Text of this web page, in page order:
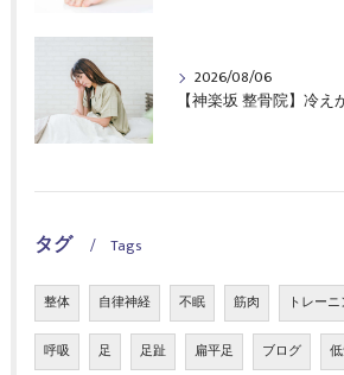
2026/08/06
タグ Tags
整体 自律神経 不眠 筋肉 トレー
呼吸 足 足趾 扁平足 ブログ